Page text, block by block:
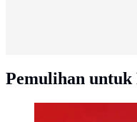
Pemulihan untuk